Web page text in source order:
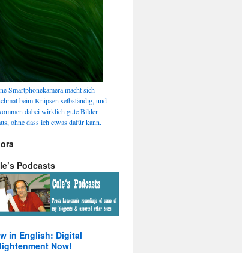
Smartphonekamera macht sich
beim Knipsen selbständig, und
dabei wirklich gute Bilder
ohne dass ich etwas dafür kann.
Podcasts
in English: Digital
Now!